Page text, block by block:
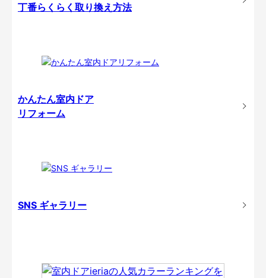
丁番らくらく取り換え方法
かんたん室内ドア
リフォーム
SNS ギャラリー